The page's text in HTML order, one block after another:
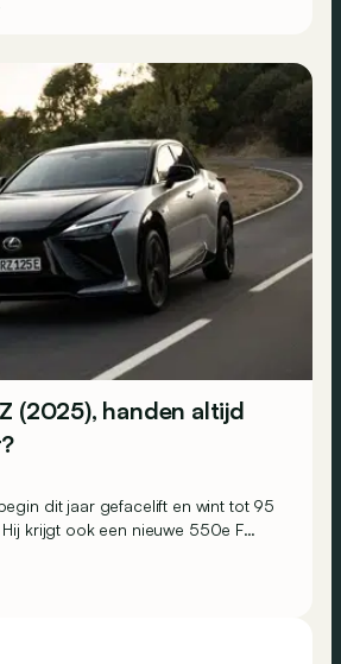
(2025), handen altijd
dit jaar gefacelift en wint tot 95
krijgt ook een nieuwe 550e F